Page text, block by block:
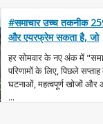
#समाचार उच्च तकनीक
और एयरफ्रेम सकता है, जो
हर सोमवार के नए अंक में
परिणामों के लिए, पिछले
घटनाओं, महत्वपूर्ण खोजों और
...